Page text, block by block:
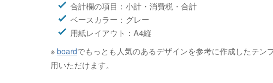
合計欄の項目：小計・消費税・合計
ベースカラー：グレー
用紙レイアウト：A4縦
※boardでもっとも人気のあるデザインを参考に作成したテ
用いただけます。